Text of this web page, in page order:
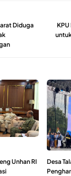
Diduga
Unhan RI
Desa